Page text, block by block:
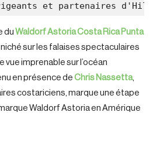
et partenaires
du Waldorf Astoria Costa Rica Punta
sur les falaises spectaculaires
vue imprenable sur l’océan
en présence de Chris Nassetta,
costariciens, marque une étape
Waldorf Astoria en Amérique